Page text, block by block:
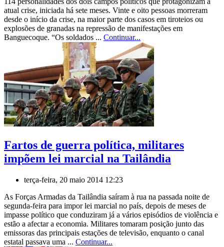
atual crise, iniciada há sete meses. Vinte e oito pessoas morreram
desde o início da crise, na maior parte dos casos em tiroteios ou
explosões de granadas na repressão de manifestações em
Banguecoque. “Os soldados ... Continuar...
Fartos de guerra política, militares
impõem lei marcial na Tailândia
terça-feira, 20 maio 2014 12:23
As Forças Armadas da Tailândia saíram à rua na passada noite de
segunda-feira para impor lei marcial no país, depois de meses de
impasse político que conduziram já a vários episódios de violência e
estão a afectar a economia. Militares tomaram posição junto das
emissoras das principais estações de televisão, enquanto o canal
estatal passava uma ... Continuar...